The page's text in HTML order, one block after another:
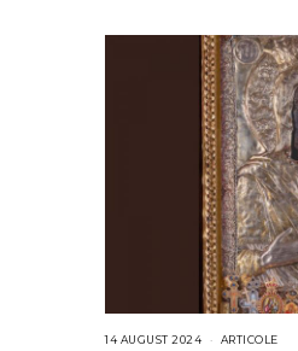
14 AUGUST 2024 ARTICOLE